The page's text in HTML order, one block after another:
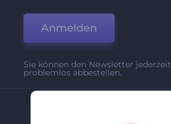
Anmelden
Sie können den Newsletter jederzeit
problemlos abbestellen.